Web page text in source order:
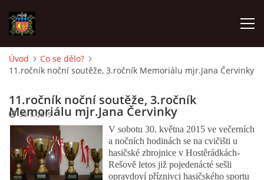
ÚVOD
O SBORU
POZVÁNKY
Úvod
Co se dělo?
11.ročník noční soutěže, 3.ročník Memoriálu mjr.Jana Červinky
11.ročník noční soutěže, 3.ročník
Memoriálu mjr.Jana Červinky
V sobotu 30. května 2015 ve večerních
a nočních hodinách se na cvičišti u
hasičské zbrojnice v Hostěrádkách-
Rešově letos již pojedenácté sešli
opravdoví příznivci hasičského sportu
30. 5. 2015